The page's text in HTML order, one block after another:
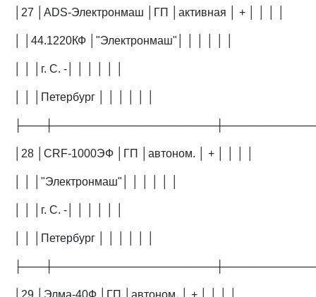
│27 │ADS-Электронмаш │ГП │активная │ + │ │ │ │
│ │44.1220КФ │"Электронмаш"│ │ │ │ │ │
│ │ │г. С. -│ │ │ │ │ │
│ │ │Петербург │ │ │ │ │ │
│28 │CRF-1000ЭФ │ГП │автоном. │ + │ │ │ │
│ │ │"Электронмаш"│ │ │ │ │ │
│ │ │г. С. -│ │ │ │ │ │
│ │ │Петербург │ │ │ │ │ │
│29 │Элма-40Ф │ГП │автоном. │ + │ │ │ │